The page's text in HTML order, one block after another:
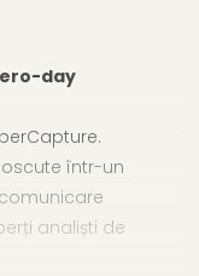
day
într-un
analiști de